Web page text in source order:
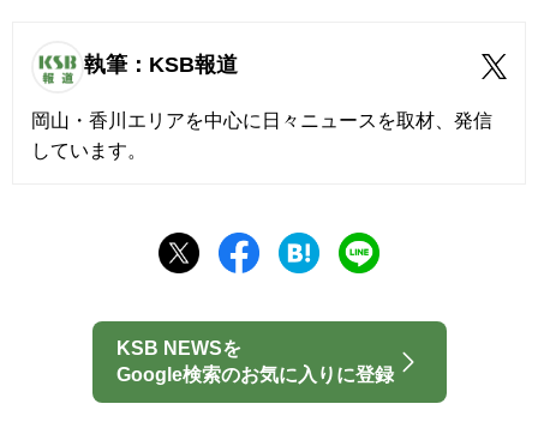
執筆：KSB報道
岡山・香川エリアを中心に日々ニュースを取材、発信
しています。
KSB NEWSを
Google検索のお気に入りに登録